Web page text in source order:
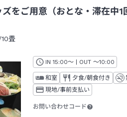
をご用意（おとな・滞在中1
10畳
IN チェックイン
15:00～ | OUT チェックア
～10:00
和室 夕食/朝食付き
現地/事前支払い
お問い合わせコード